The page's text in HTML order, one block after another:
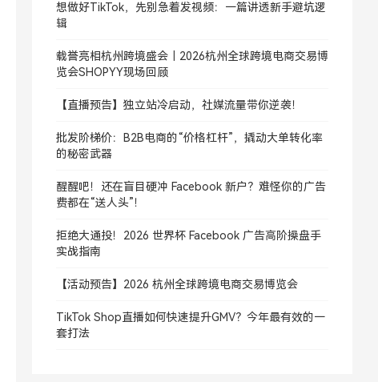
想做好TikTok，先别急着发视频：一篇讲透新手避坑逻
辑
载誉亮相杭州跨境盛会｜2026杭州全球跨境电商交易博
览会SHOPYY现场回顾
【直播预告】独立站冷启动，社媒流量带你逆袭！
批发阶梯价：B2B电商的“价格杠杆”，撬动大单转化率
的秘密武器
醒醒吧！还在盲目硬冲 Facebook 新户？难怪你的广告
费都在“送人头”！
拒绝大通投！2026 世界杯 Facebook 广告高阶操盘手
实战指南
【活动预告】2026 杭州全球跨境电商交易博览会
TikTok Shop直播如何快速提升GMV？今年最有效的一
套打法